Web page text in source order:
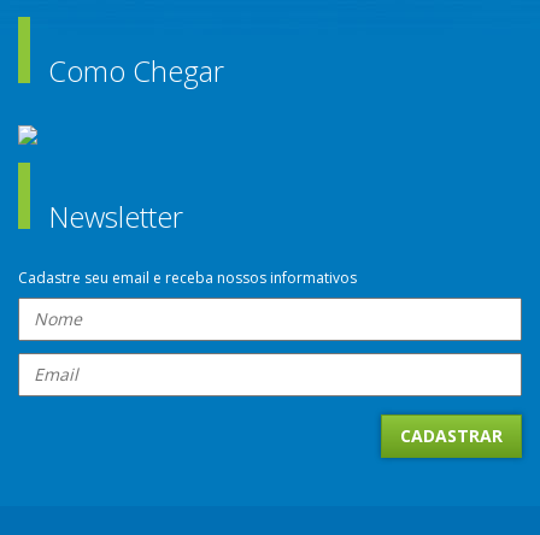
Como Chegar
Newsletter
Cadastre seu email e receba nossos informativos